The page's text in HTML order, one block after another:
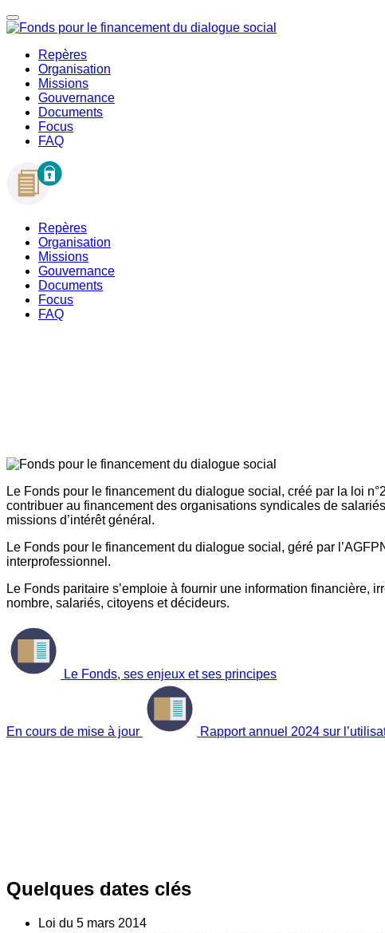
Repères
Organisation
Missions
Gouvernance
Documents
Focus
FAQ
Repères
Organisation
Missions
Gouvernance
Documents
Focus
FAQ
Le Fonds pour le financement du dialogue social, créé par la loi
contribuer au financement des organisations syndicales de
missions d’intérêt général.
Le Fonds pour le financement du dialogue social, géré par
interprofessionnel.
Le Fonds paritaire s’emploie à fournir une information financière,
nombre, salariés, citoyens et décideurs.
Le Fonds, ses enjeux et ses principes
En cours de mise à jour Rapport annuel 2024 sur
Quelques dates clés
Loi du 5 mars 2014